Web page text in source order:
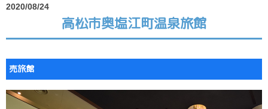
2020/08/24
高松市奥塩江町温泉旅館
売旅館